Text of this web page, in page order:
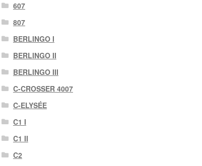
607
807
BERLINGO I
BERLINGO II
BERLINGO III
C-CROSSER 4007
C-ELYSÉE
C1 I
C1 II
C2